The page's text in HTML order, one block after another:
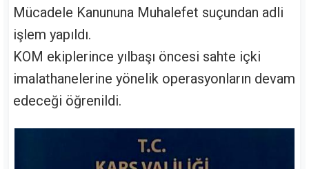
Mücadele Kanununa Muhalefet suçundan adli
işlem yapıldı.
KOM ekiplerince yılbaşı öncesi sahte içki
imalathanelerine yönelik operasyonların devam
edeceği öğrenildi.